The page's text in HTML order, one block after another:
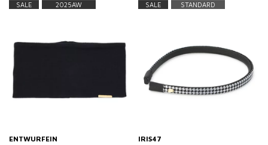
SALE 2025AW
ENTWURFEIN
SALE STANDARD
IRIS47